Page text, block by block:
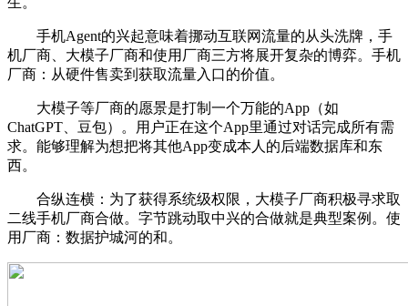
手机Agent的兴起意味着挪动互联网流量的从头洗牌，手
机厂商、大模子厂商和使用厂商三方将展开复杂的博弈。手机
厂商：从硬件售卖到获取流量入口的价值。
大模子等厂商的愿景是打制一个万能的App（如
ChatGPT、豆包）。用户正在这个App里通过对话完成所有需
求。能够理解为想把将其他App变成本人的后端数据库和东
西。
合纵连横：为了获得系统级权限，大模子厂商积极寻求取
二线手机厂商合做。字节跳动取中兴的合做就是典型案例。使
用厂商：数据护城河的和。